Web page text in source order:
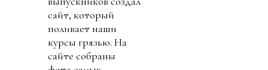
сайт, который
поливает наши
курсы грязью. На
сайте собраны